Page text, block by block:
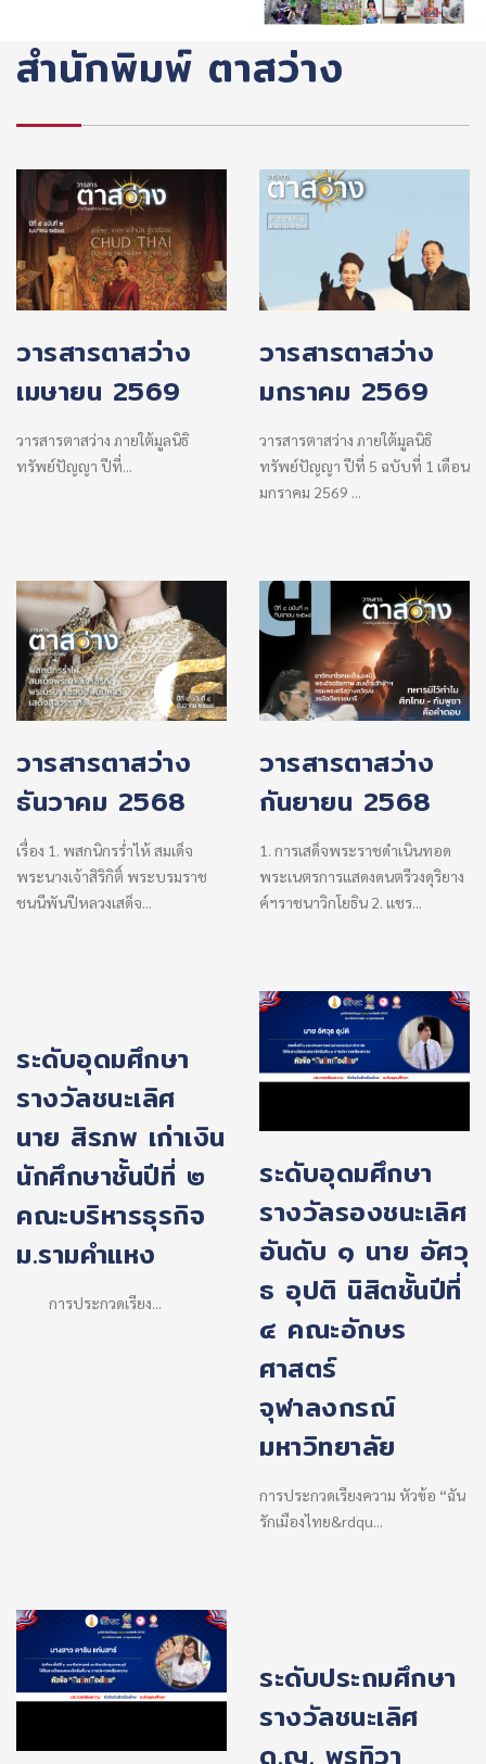
สำนักพิมพ์ ตาสว่าง
วารสารตาสว่าง
เมษายน 2569
วารสารตาสว่าง ภายใต้มูลนิธิ
ทรัพย์ปัญญา ปีที่...
วารสารตาสว่าง
มกราคม 2569
วารสารตาสว่าง ภายใต้มูลนิธิ
ทรัพย์ปัญญา ปีที่ 5 ฉบับที่ 1 เดือน
มกราคม 2569 ...
วารสารตาสว่าง
ธันวาคม 2568
เรื่อง 1. พสกนิกรร่ำไห้ สมเด็จ
พระนางเจ้าสิริกิติ์ พระบรมราช
ชนนีพันปีหลวงเสด็จ...
วารสารตาสว่าง
กันยายน 2568
1. การเสด็จพระราชดำเนินทอด
พระเนตรการแสดงดนตรีวงดุริยาง
ค์ฯราชนาวิกโยธิน 2. แชร...
ระดับอุดมศึกษา
รางวัลชนะเลิศ
นาย สิรภพ เก่าเงิน
นักศึกษาชั้นปีที่ ๒
คณะบริหารธุรกิจ
ม.รามคำแหง
การประกวดเรียง...
ระดับอุดมศึกษา
รางวัลรองชนะเลิศ
อันดับ ๑ นาย อัศวุ
ธ อุปติ นิสิตชั้นปีที่
๔ คณะอักษร
ศาสตร์
จุฬาลงกรณ์
มหาวิทยาลัย
การประกวดเรียงความ หัวข้อ “ฉัน
รักเมืองไทย&rdqu...
ระดับประถมศึกษา
รางวัลชนะเลิศ
ด.ญ. พรทิวา